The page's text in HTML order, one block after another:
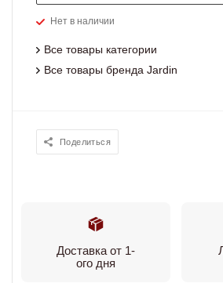
Нет в наличии
Все товары категории
Все товары бренда Jardin
Поделиться
Доставка от 1-
ого дня